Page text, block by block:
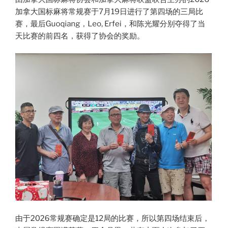
加拿大国标麻将常规赛于7月19日进行了第四场的三局比
赛，最后Guoqiang，Leo, Erfei，和陈光耀分别夺得了当
天比赛的前四名，获得了协会的奖励。
由于2026常规赛确定是12局的比赛，所以第四场结束后，